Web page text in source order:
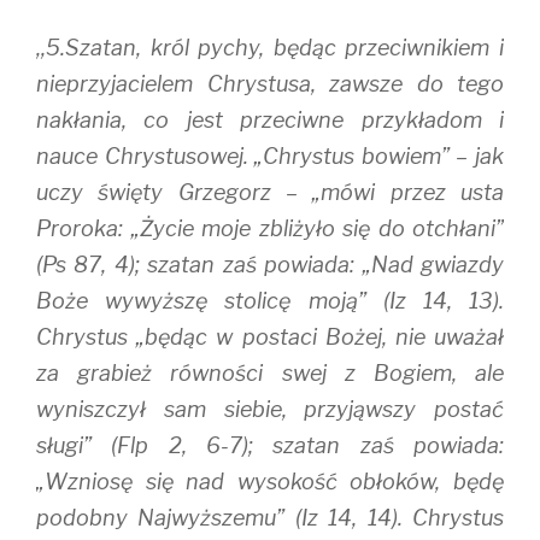
i
d
o
w
)
w
n
d
o
w
n
d
w
)
,,5.Szatan, król pychy, będąc przeciwnikiem i
nieprzyjacielem Chrystusa, zawsze do tego
nakłania, co jest przeciwne przykładom i
nauce Chrystusowej. „Chrystus bowiem” – jak
uczy święty Grzegorz – „mówi przez usta
Proroka: „Życie moje zbliżyło się do otchłani”
(Ps 87, 4); szatan zaś powiada: „Nad gwiazdy
Boże wywyższę stolicę moją” (Iz 14, 13).
Chrystus „będąc w postaci Bożej, nie uważał
za grabież równości swej z Bogiem, ale
wyniszczył sam siebie, przyjąwszy postać
sługi” (Flp 2, 6-7); szatan zaś powiada:
„Wzniosę się nad wysokość obłoków, będę
podobny Najwyższemu” (Iz 14, 14). Chrystus